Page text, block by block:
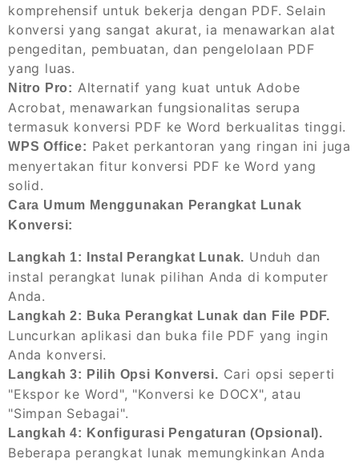
komprehensif untuk bekerja dengan PDF. Selain
konversi yang sangat akurat, ia menawarkan alat
pengeditan, pembuatan, dan pengelolaan PDF
yang luas.
Nitro Pro: Alternatif yang kuat untuk Adobe
Acrobat, menawarkan fungsionalitas serupa
termasuk konversi PDF ke Word berkualitas tinggi.
WPS Office: Paket perkantoran yang ringan ini juga
menyertakan fitur konversi PDF ke Word yang
solid.
Cara Umum Menggunakan Perangkat Lunak
Konversi:
Langkah 1: Instal Perangkat Lunak. Unduh dan
instal perangkat lunak pilihan Anda di komputer
Anda.
Langkah 2: Buka Perangkat Lunak dan File PDF.
Luncurkan aplikasi dan buka file PDF yang ingin
Anda konversi.
Langkah 3: Pilih Opsi Konversi. Cari opsi seperti
"Ekspor ke Word", "Konversi ke DOCX", atau
"Simpan Sebagai".
Langkah 4: Konfigurasi Pengaturan (Opsional).
Beberapa perangkat lunak memungkinkan Anda